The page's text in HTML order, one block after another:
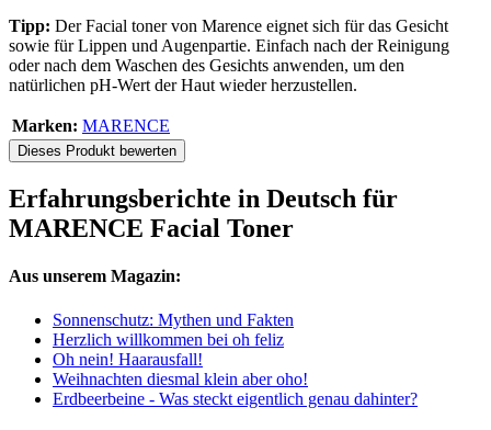
Tipp: Der Facial toner von Marence eignet sich für das Gesicht
sowie für Lippen und Augenpartie. Einfach nach der Reinigung
oder nach dem Waschen des Gesichts anwenden, um den
natürlichen pH-Wert der Haut wieder herzustellen.
Marken: MARENCE
Dieses Produkt bewerten
Erfahrungsberichte in Deutsch für
MARENCE Facial Toner
Aus unserem Magazin:
Sonnenschutz: Mythen und Fakten
Herzlich willkommen bei oh feliz
Oh nein! Haarausfall!
Weihnachten diesmal klein aber oho!
Erdbeerbeine - Was steckt eigentlich genau dahinter?